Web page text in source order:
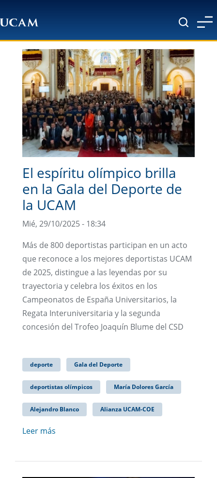
El espíritu olímpico brilla
en la Gala del Deporte de
la UCAM
Mié, 29/10/2025 - 18:34
Más de 800 deportistas participan en un acto
que reconoce a los mejores deportistas UCAM
de 2025, distingue a las leyendas por su
trayectoria y celebra los éxitos en los
Campeonatos de España Universitarios, la
Regata Interuniversitaria y la segunda
concesión del Trofeo Joaquín Blume del CSD
deporte Gala del Deporte
deportistas olímpicos María Dolores García
Alejandro Blanco Alianza UCAM-COE
Leer más